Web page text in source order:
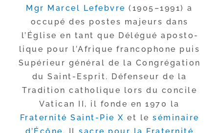
Mgr Marcel Lefebvre (1905–1991) a
occu­pé des postes majeurs dans
l’Église en tant que Délégué apos­to­
lique pour l’Afrique fran­co­phone puis
Supérieur géné­ral de la Congrégation
du Saint-​Esprit. Défenseur de la
Tradition catho­lique lors du concile
Vatican II, il fonde en 1970 la
Fraternité Saint-​Pie X et le sémi­naire